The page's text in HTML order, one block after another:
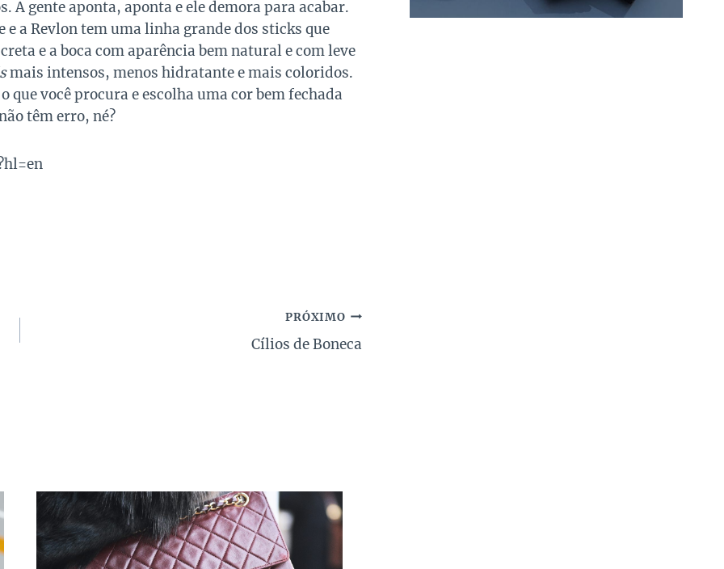
gente aponta, aponta e ele demora para acabar.
a Revlon tem uma linha grande dos sticks que
e a boca com aparência bem natural e com leve
mais intensos, menos hidratante e mais coloridos.
que você procura e escolha uma cor bem fechada
têm erro, né?
PRÓXIMO
Cílios de Boneca